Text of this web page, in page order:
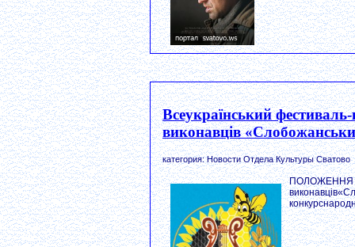
Всеукраїнський
виконавців
категория: Новости Отдела Культуры Сватово
ПОЛОЖЕННЯ